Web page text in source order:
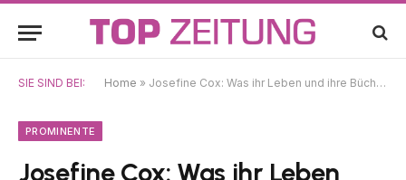
SIE SIND BEI: Home » Josefine Cox: Was ihr Leben und ihre Bücher so besonders machte
PROMINENTE
Josefine Cox: Was ihr Leben